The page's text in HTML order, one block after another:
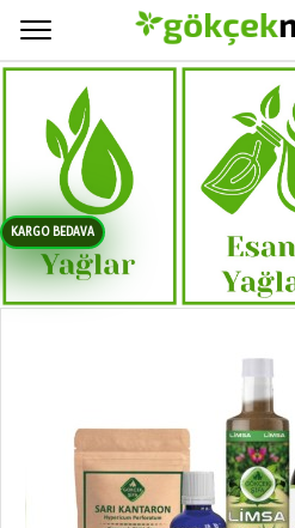
KARGO BEDAVA